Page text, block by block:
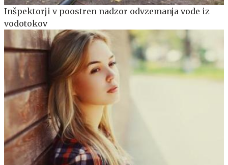
Inšpektorji v poostren nadzor odvzemanja vode iz
vodotokov